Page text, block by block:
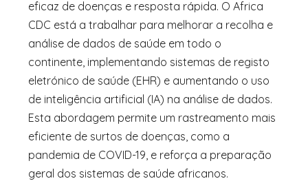
eficaz de doenças e resposta rápida. O Africa
CDC está a trabalhar para melhorar a recolha e
análise de dados de saúde em todo o
continente, implementando sistemas de registo
eletrónico de saúde (EHR) e aumentando o uso
de inteligência artificial (IA) na análise de dados.
Esta abordagem permite um rastreamento mais
eficiente de surtos de doenças, como a
pandemia de COVID-19, e reforça a preparação
geral dos sistemas de saúde africanos.